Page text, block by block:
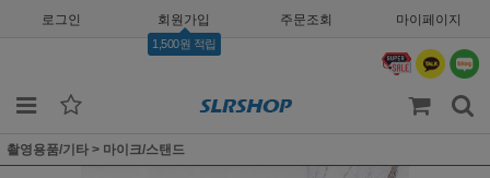
로그인 회원가입
1,500원 적립
주문조회 마이페이지
촬영용품/기타 > 마이크/스탠드